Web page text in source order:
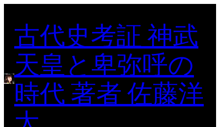
ッ
古代史考証 神武
天皇と卑弥呼の
時代 著者 佐藤洋